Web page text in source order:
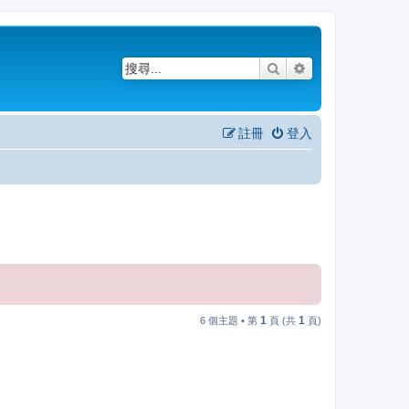
搜尋
登入
註冊
6 個主題 • 第 1 頁 (共 1 頁)